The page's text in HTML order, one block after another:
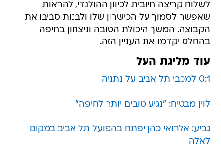
לשלוח קריצה חיובית לכיוון ההולנדי, להראות
שאפשר לסמוך על הכישרון שלו ולבנות סביבו את
הקבוצה. המשך היכולת הטובה וניצחון בחיפה
בהחלט יקדמו את העניין הזה.
עוד מליגת העל
0:1 למכבי תל אביב על נתניה
לוין מבטיח: "נגיע טובים יותר לחיפה"
גביע: אלרואי כהן יפתח בהפועל תל אביב במקום
לאלה